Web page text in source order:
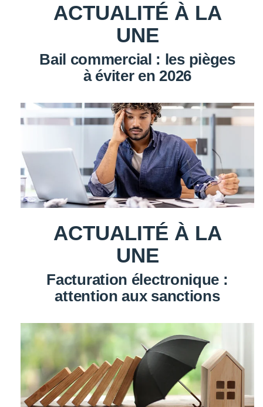
ACTUALITÉ À LA
UNE
Bail commercial : les pièges
à éviter en 2026
ACTUALITÉ À LA
UNE
Facturation électronique :
attention aux sanctions